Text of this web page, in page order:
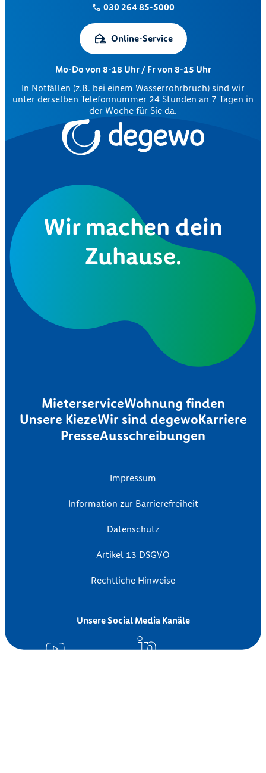
030 264 85-5000
Online-Service
Mo-Do von 8-18 Uhr / Fr von 8-15 Uhr
In Notfällen (z.B. bei einem Wasserrohrbruch) sind wir
unter derselben Telefonnummer 24 Stunden an 7 Tagen in
der Woche für Sie da.
Wir machen dein
Zuhause.
MieterserviceWohnung finden
Unsere KiezeWir sind degewoKarriere
PresseAusschreibungen
Impressum
Information zur Barrierefreiheit
Datenschutz
Artikel 13 DSGVO
Rechtliche Hinweise
Unsere Social Media Kanäle